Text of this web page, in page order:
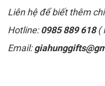
Liên hệ để biết thêm
Hotline:0985 889 618(
Email: